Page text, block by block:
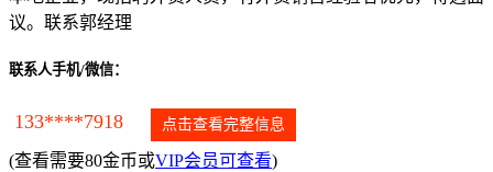
议。联系郭经理
联系人手机/微信：
133****7918 点击查看完整信息
(查看需要80金币或VIP会员可查看)